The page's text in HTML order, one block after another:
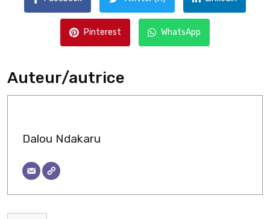
Pinterest WhatsApp
Auteur/autrice
Dalou Ndakaru